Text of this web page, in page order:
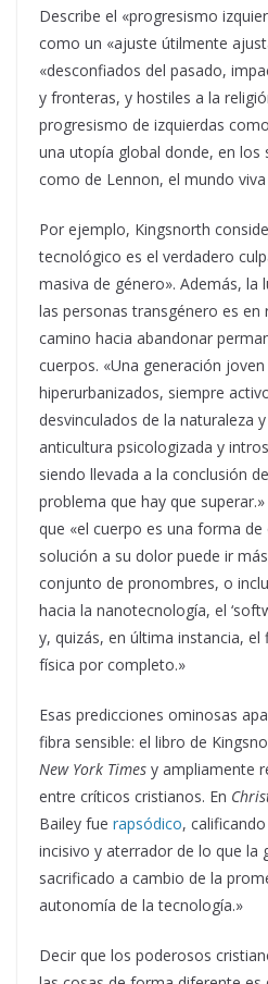
Describe el «progresismo
como un «ajuste útilmente
«desconfiados del pasado,
y fronteras, y hostiles a la
progresismo de izquierdas
una utopía global donde, en los
como de Lennon, el mundo
Por ejemplo, Kingsnorth
tecnológico es el verdadero
masiva de género». Además, la
las personas transgénero es en
camino hacia abandonar
cuerpos. «Una generación
hiperurbanizados, siempre
desvinculados de la naturaleza
anticultura psicologizada y
siendo llevada a la conclusión
problema que hay que
que «el cuerpo es una forma de
solución a su dolor puede ir
conjunto de pronombres, o
hacia la nanotecnología, el
y, quizás, en última instancia, el
física por completo.»
Esas predicciones ominosas
fibra sensible: el libro de
New York Times y ampliamente
entre críticos cristianos. En
Bailey fue rapsódico,
incisivo y aterrador de lo que la
sacrificado a cambio de la
autonomía de la tecnología.»
Decir que los poderosos